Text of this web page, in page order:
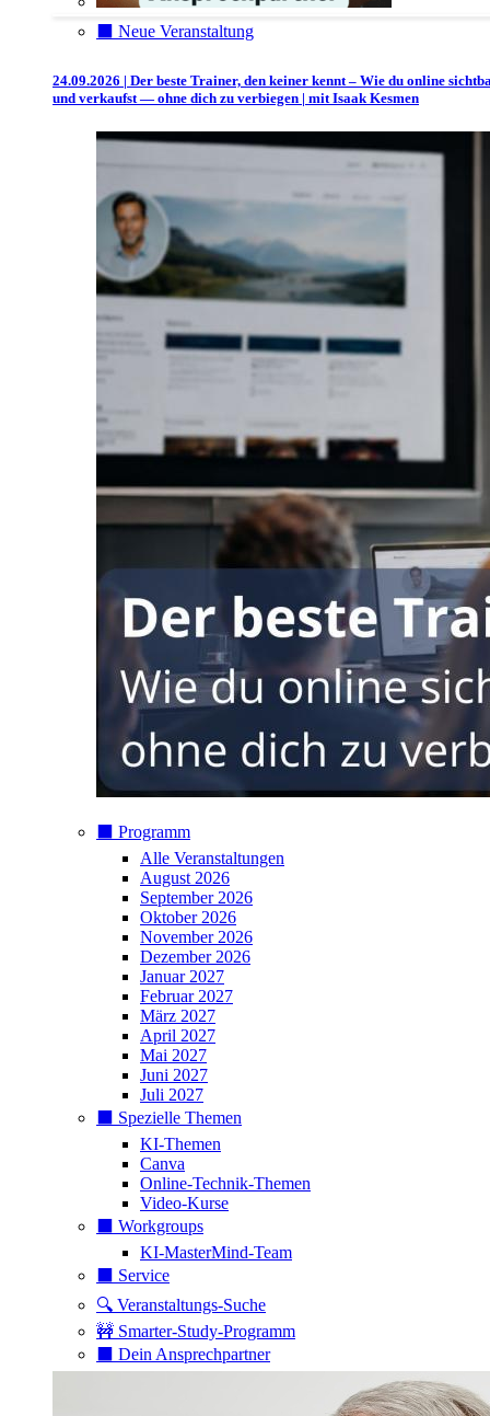
⬛️ Neue Veranstaltung
24.09.2026 | Der beste Trainer, den keiner kennt – Wie du online
und verkaufst — ohne dich zu verbiegen | mit Isaak Kesmen
⬛️ Programm
Alle Veranstaltungen
August 2026
September 2026
Oktober 2026
November 2026
Dezember 2026
Januar 2027
Februar 2027
März 2027
April 2027
Mai 2027
Juni 2027
Juli 2027
⬛️ Spezielle Themen
KI-Themen
Canva
Online-Technik-Themen
Video-Kurse
⬛️ Workgroups
KI-MasterMind-Team
⬛️ Service
🔍 Veranstaltungs-Suche
🚧 Smarter-Study-Programm
⬛️ Dein Ansprechpartner